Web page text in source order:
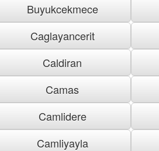
Buyukcekmece
Caglayancerit
Caldiran
Camas
Camlidere
Camliyayla